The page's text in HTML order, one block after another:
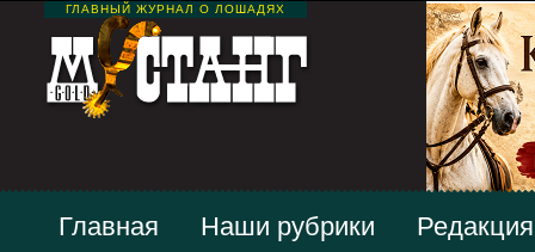
ГЛАВНЫЙ ЖУРНАЛ О ЛОШАДЯХ
Главная Наши рубрики Редакция